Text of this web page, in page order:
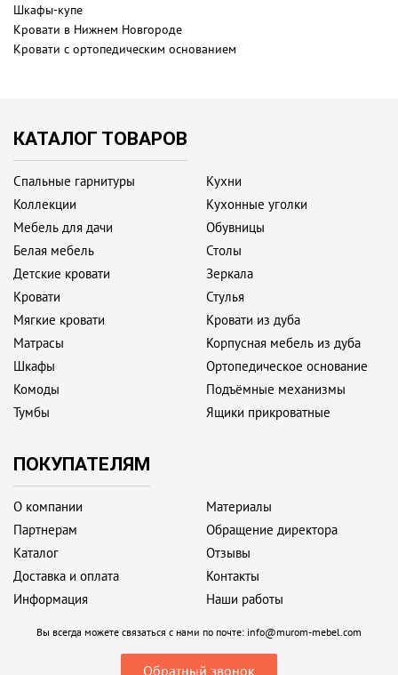
Шкафы-купе
Кровати в Нижнем Новгороде
Кровати с ортопедическим основанием
ПОКУПАТЕЛЯМ
О компании
Партнерам
Каталог
Доставка и оплата
Информация
Материалы
Обращение директора
Отзывы
Контакты
Наши работы
КАТАЛОГ ТОВАРОВ
Спальные гарнитуры
Коллекции
Мебель для дачи
Белая мебель
Детские кровати
Кровати
Мягкие кровати
Матрасы
Шкафы
Комоды
Тумбы
Кухни
Кухонные уголки
Обувницы
Столы
Зеркала
Стулья
Кровати из дуба
Корпусная мебель из дуба
Ортопедическое основание
Подъёмные механизмы
Ящики прикроватные
Вы всегда можете связаться с нами по почте: info@murom-mebel.com
Обратный звонок